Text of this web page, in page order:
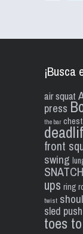
air squat
press
the bar
front
swing
SNATCH
ups ring
twist
sled push
toes